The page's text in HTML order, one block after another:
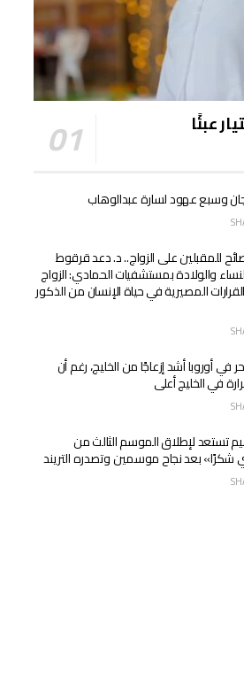
عبئًا
وسبع عهود لسارة عبدالوهاب
للمقبلين على الزواج.. د. دعد قرقوط
والولادة بمستشفيات الحمادي: الزواج
المصيرية في حياة الإنسان من الذكور
في أوروبا أشد إزعاجًا من الخليج، رغم أن
في الخليج أعلى
تستعد لإطلاق الموسم الثالث من
بعد نجاح موسمين وتصدره التريند